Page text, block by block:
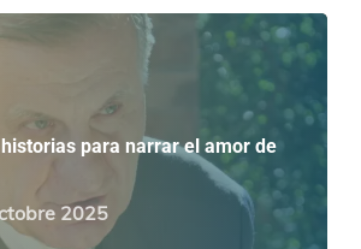
para narrar el amor de
2025